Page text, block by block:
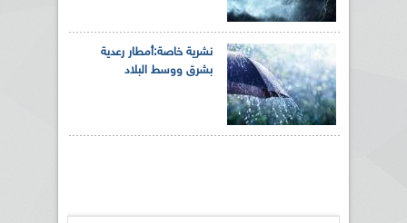
نشرية خاصة: أمطار رعدية
بشرق ووسط البلاد